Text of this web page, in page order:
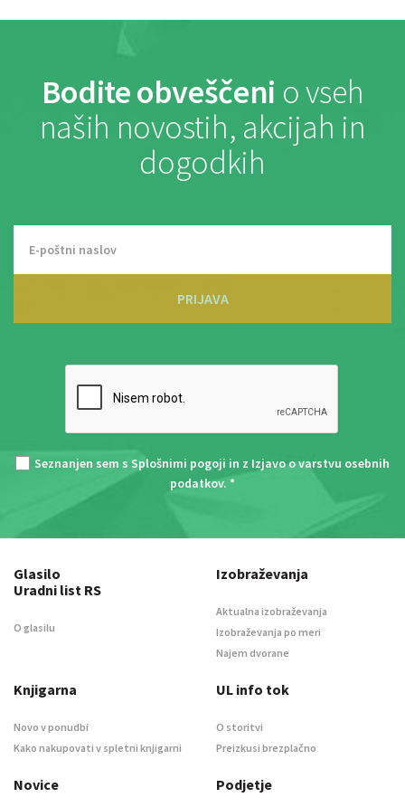
Bodite obveščeni o vseh
naših novostih, akcijah in
dogodkih
PRIJAVA
Seznanjen sem s Splošnimi pogoji in z Izjavo o varstvu osebnih
podatkov. *
Glasilo
Uradni list RS
O glasilu
Izobraževanja
Aktualna izobraževanja
Izobraževanja po meri
Najem dvorane
Knjigarna
Novo v ponudbi
Kako nakupovati v spletni knjigarni
UL info tok
O storitvi
Preizkusi brezplačno
Novice Podjetje